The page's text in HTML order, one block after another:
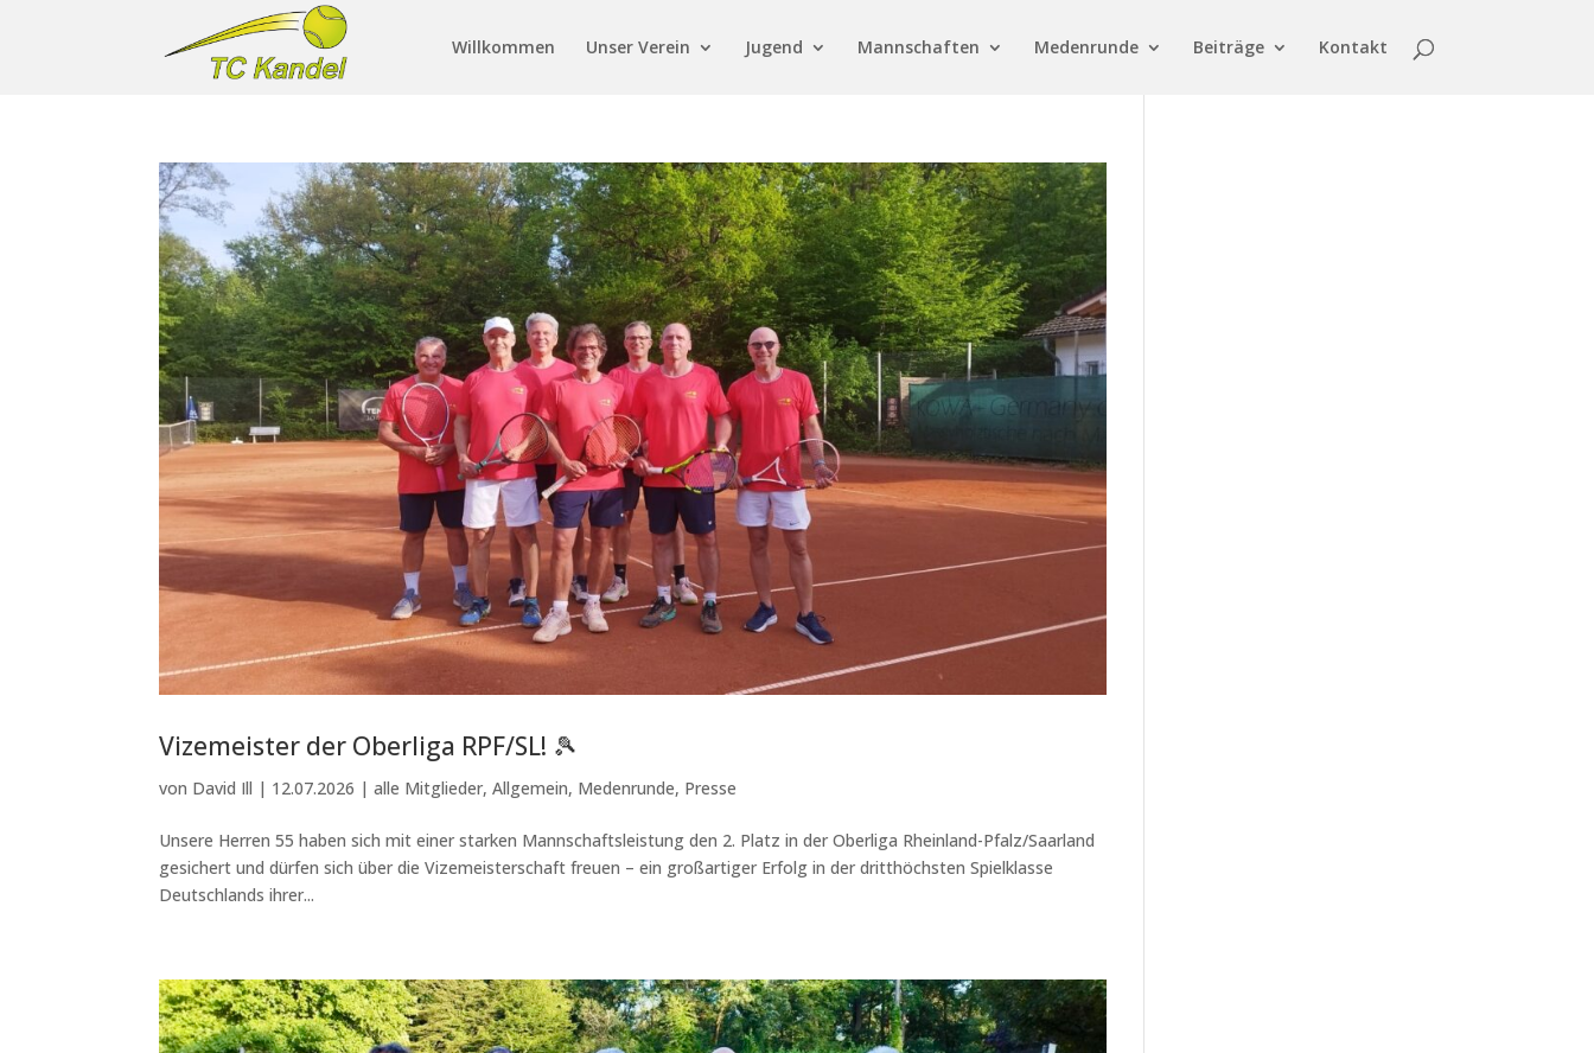
Willkommen Unser Verein Jugend Mannschaften Medenrunde Beiträge Kontakt
Vizemeister der Oberliga RPF/SL! 🎾
von David Ill | 12.07.2026 |alle Mitglieder,Allgemein, Medenrunde, Presse
Unsere Herren 55 haben sich mit einer starken Mannschaftsleistung den 2. Platz in der Oberliga Rheinland-Pfalz/Saarland
gesichert und dürfen sich über die Vizemeisterschaft freuen – ein großartiger Erfolg in der dritthöchsten Spielklasse
Deutschlands ihrer...